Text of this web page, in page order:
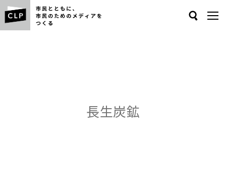
長生炭鉱